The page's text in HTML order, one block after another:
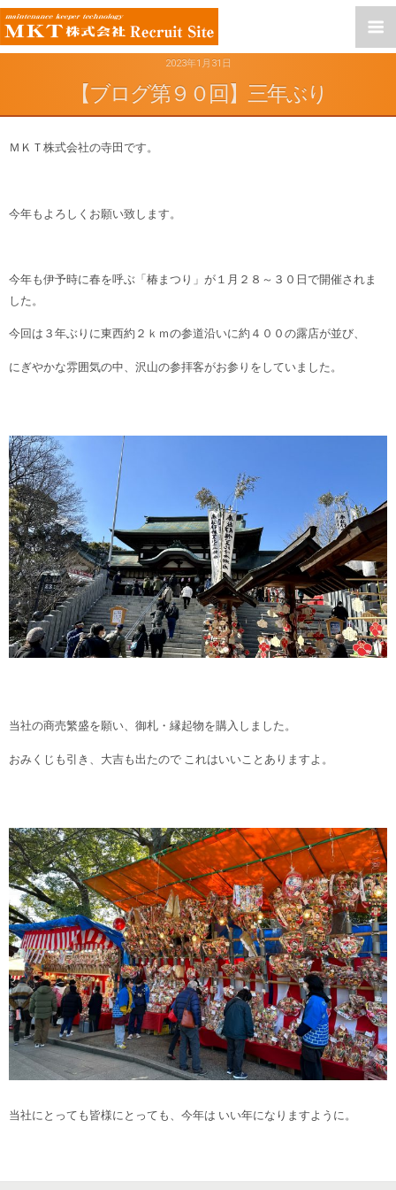
2023年1月31日
【ブログ第９０回】三年ぶり
ＭＫＴ株式会社の寺田です。
今年もよろしくお願い致します。
今年も伊予時に春を呼ぶ「椿まつり」が１月２８～３０日で開催されま
した。
今回は３年ぶりに東西約２ｋｍの参道沿いに約４００の露店が並び、
にぎやかな雰囲気の中、沢山の参拝客がお参りをしていました。
当社の商売繁盛を願い、御札・縁起物を購入しました。
おみくじも引き、大吉も出たので これはいいことありますよ。
当社にとっても皆様にとっても、今年は いい年になりますように。